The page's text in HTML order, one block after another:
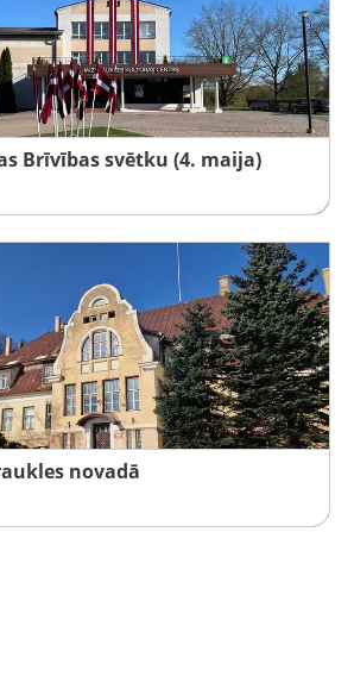
Brīvības svētku (4. maija)
novadā